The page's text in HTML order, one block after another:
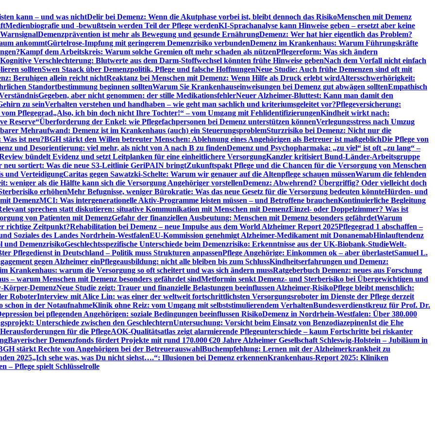
kann – und was nichtDelir bei Demenz: Wenn die Akutphase vorbei ist, bleibt dennoch das RisikoMenschen mit Demenz
Medienbiografie und -bewußtsein werden Teil der Pflege werdenKI-Sprachanalyse kann Hinweise geben – ersetzt aber keine
Demenzprävention ist mehr als Bewegung und gesunde ErnährungDemenz: Wer hat hier eigentlich das Problem?
ankommtGürtelrose-Impfung mit geringerem Demenzrisiko verbundenDemenz im Krankenhaus: Warum Führungskräfte
Kampf dem Arbeitskreis: Warum solche Gremien oft mehr schaden als nützenPflegereform: Was sich ändern
Kognitive Verschlechterung: Blutwerte aus dem Darm-Stoffwechsel könnten frühe Hinweise gebenNach dem Vorfall nicht einfach
solltenSwen Staack über Demenzpolitik, Pflege und falsche HoffnungenNeue Studie: Auch frühe Demenzen sind oft mit
Beruhigen allein reicht nichtReaktanz bei Menschen mit Demenz: Wenn Hilfe als Druck erlebt wirdAltersschwerhörigkeit:
Standortbestimmung beginnen solltenWarum Sie Krankenhauseinweisungen bei Demenz gut abwägen solltenEmpathisch
Gegeben, aber nicht genommen: der stille MedikationsfehlerNeuer Alzheimer-Bluttest: Kann man damit den
zu seinVerhalten verstehen und handhaben – wie geht man sachlich und kriteriumsgeleitet vor?Pflegeversicherung:
Pflegegrad„Also, ich bin doch nicht Ihre Tochter!“ – vom Umgang mit FehlidentifizierungenKindheit wirkt nach:
Reserve“Überforderung der Enkel: wie Pflegefachpersonen bei Demenz unterstützen könnenVerlegungsstress nach Umzug
Mehraufwand: Demenz ist im Krankenhaus (auch) ein SteuerungsproblemSturzrisiko bei Demenz: Nicht nur die
ist neu?BGH stärkt den Willen betreuter Menschen: Ablehnung eines Angehörigen als Betreuer ist maßgeblichDie Pflege von
und Desorientierung: viel mehr, als nicht von A nach B zu findenDemenz und Psychopharmaka: „zu viel“ ist oft „zu lang“ –
bündelt Evidenz und setzt Leitplanken für eine einheitlichere VersorgungKanzler kritisiert Bund-Länder-Arbeitsgruppe
neu sortiert: Was die neue S3-Leitlinie GeriPAIN bringtZukunftspakt Pflege und die Chancen für die Versorgung von Menschen
und VerteidigungCaritas gegen Sawatzki-Schelte: Warum wir genauer auf die Altenpflege schauen müssenWarum die fehlenden
weniger als die Hälfte kann sich die Versorgung Angehöriger vorstellenDemenz: Abwehrend? Übergriffig? Oder vielleicht doch
erhöhenMehr Befugnisse, weniger Bürokratie: Was das neue Gesetz für die Versorgung bedeuten könnteHürden- und
DemenzMCI: Was intergenerationelle Aktiv-Programme leisten müssen – und Betroffene brauchenKontinuierliche Begleitung
sprechen statt diskutieren: situative Kommunikation mit Menschen mit DemenzEinzel- oder Doppelzimmer? Was ist
von Patienten mit DemenzGefahr der finanziellen Ausbeutung: Menschen mit Demenz besonders gefährdetWarum
richtige Zeitpunkt?Rehabilitation bei Demenz – neue Impulse aus dem World Alzheimer Report 2025Pflegegrad 1 abschaffen –
Soziales des Landes Nordrhein-WestfalenEU-Kommission genehmigt Alzheimer-Medikament mit DonanemabHinlauftendenz
und DemenzrisikoGeschlechtsspezifische Unterschiede beim Demenzrisiko: Erkenntnisse aus der UK-Biobank-StudieWelt-
Pflegedienst in Deutschland – Politik muss Strukturen anpassenPflege Angehörige: Einkommen ok – aber überlastetSamuel L.
gegen Alzheimer einPflegeausbildung: nicht alle bleiben bis zum SchlussKindheitserfahrungen und Demenz:
Krankenhaus: warum die Versorgung so oft scheitert und was sich ändern mussRatgeberbuch Demenz: neues aus Forschung
– warum Menschen mit Demenz besonders gefährdet sindMetformin senkt Demenz- und Sterberisiko bei Übergewichtigen und
Körper-DemenzNeue Studie zeigt: Trauer und finanzielle Belastungen beeinflussen Alzheimer-RisikoPflege bleibt menschlich:
RoboterInterview mit Alice Lin: was einer der weltweit fortschrittlichsten Versorgungsroboter im Dienste der Pflege derzeit
schon in der NotaufnahmeKlinik ohne Reiz: vom Umgang mit selbststimulierendem VerhaltenBundesverdienstkreuz für Prof. Dr.
bei pflegenden Angehörigen: soziale Bedingungen beeinflussen RisikoDemenz in Nordrhein-Westfalen: Über 380.000
Unterschiede zwischen den GeschlechternUntersuchung: Vorsicht beim Einsatz von BenzodiazepinenIst die Ehe
für die PflegeAOK-Qualitätsatlas zeigt alarmierende Pflegeunterschiede – kaum Fortschritte bei riskanter
Bayerischer Demenzfonds fördert Projekte mit rund 170.000 €20 Jahre Alzheimer Gesellschaft Schleswig-Holstein – Jubiläum in
stärkt Rechte von Angehörigen bei der BetreuerauswahlBuchempfehlung: Lernen mit der Alzheimerkrankheit zu
2025„Ich sehe was, was Du nicht siehst….“: Illusionen bei Demenz erkennenKrankenhaus-Report 2025: Kliniken
– Pflege spielt Schlüsselrolle